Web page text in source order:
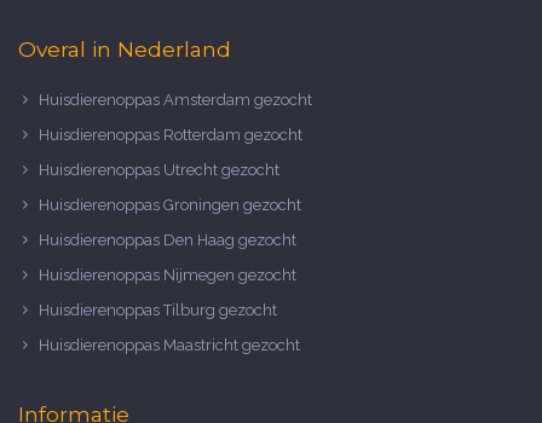
Overal in Nederland
Huisdierenoppas Amsterdam gezocht
Huisdierenoppas Rotterdam gezocht
Huisdierenoppas Utrecht gezocht
Huisdierenoppas Groningen gezocht
Huisdierenoppas Den Haag gezocht
Huisdierenoppas Nijmegen gezocht
Huisdierenoppas Tilburg gezocht
Huisdierenoppas Maastricht gezocht
Informatie